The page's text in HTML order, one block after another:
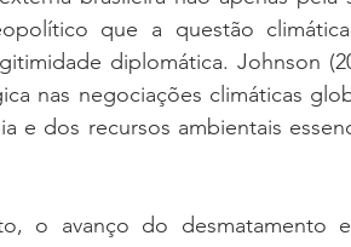
que a questão
diplomática. Johnson
nas negociações climáticas
e dos recursos ambientais
o avanço do desmatamento